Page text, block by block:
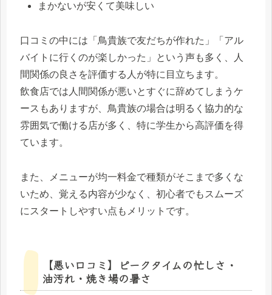
まかないが安くて美味しい
口コミの中には「鳥貴族で友だちが作れた」「アル
バイトに行くのが楽しかった」という声も多く、人
間関係の良さを評価する人が特に目立ちます。
飲食店では人間関係が悪いとすぐに辞めてしまうケ
ースもありますが、鳥貴族の場合は明るく協力的な
雰囲気で働ける店が多く、特に学生から高評価を得
ています。
また、メニューが均一料金で種類がそこまで多くな
いため、覚える内容が少なく、初心者でもスムーズ
にスタートしやすい点もメリットです。
【悪い口コミ】ピークタイムの忙しさ・
油汚れ・焼き場の暑さ